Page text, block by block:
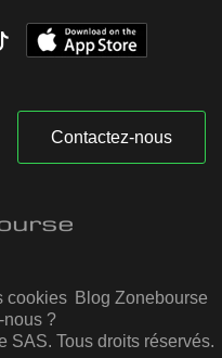
Contactez-nous
cookies Blog Zonebourse
nous ?
SAS. Tous droits réservés.